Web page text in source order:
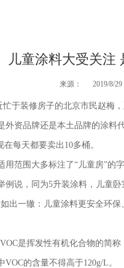
儿童涂料大受关注
来源： 2019/8/29
于装修房子的北京市民赵梅
资品牌还是本土品牌的涂
每天都要卖出10多桶。
范围大多标注了“儿童房”
说，同为5升装涂料，儿童卧
出一辙：儿童涂料更安全环
是挥发性有机化合物的简
的含量不得高于120g/L。